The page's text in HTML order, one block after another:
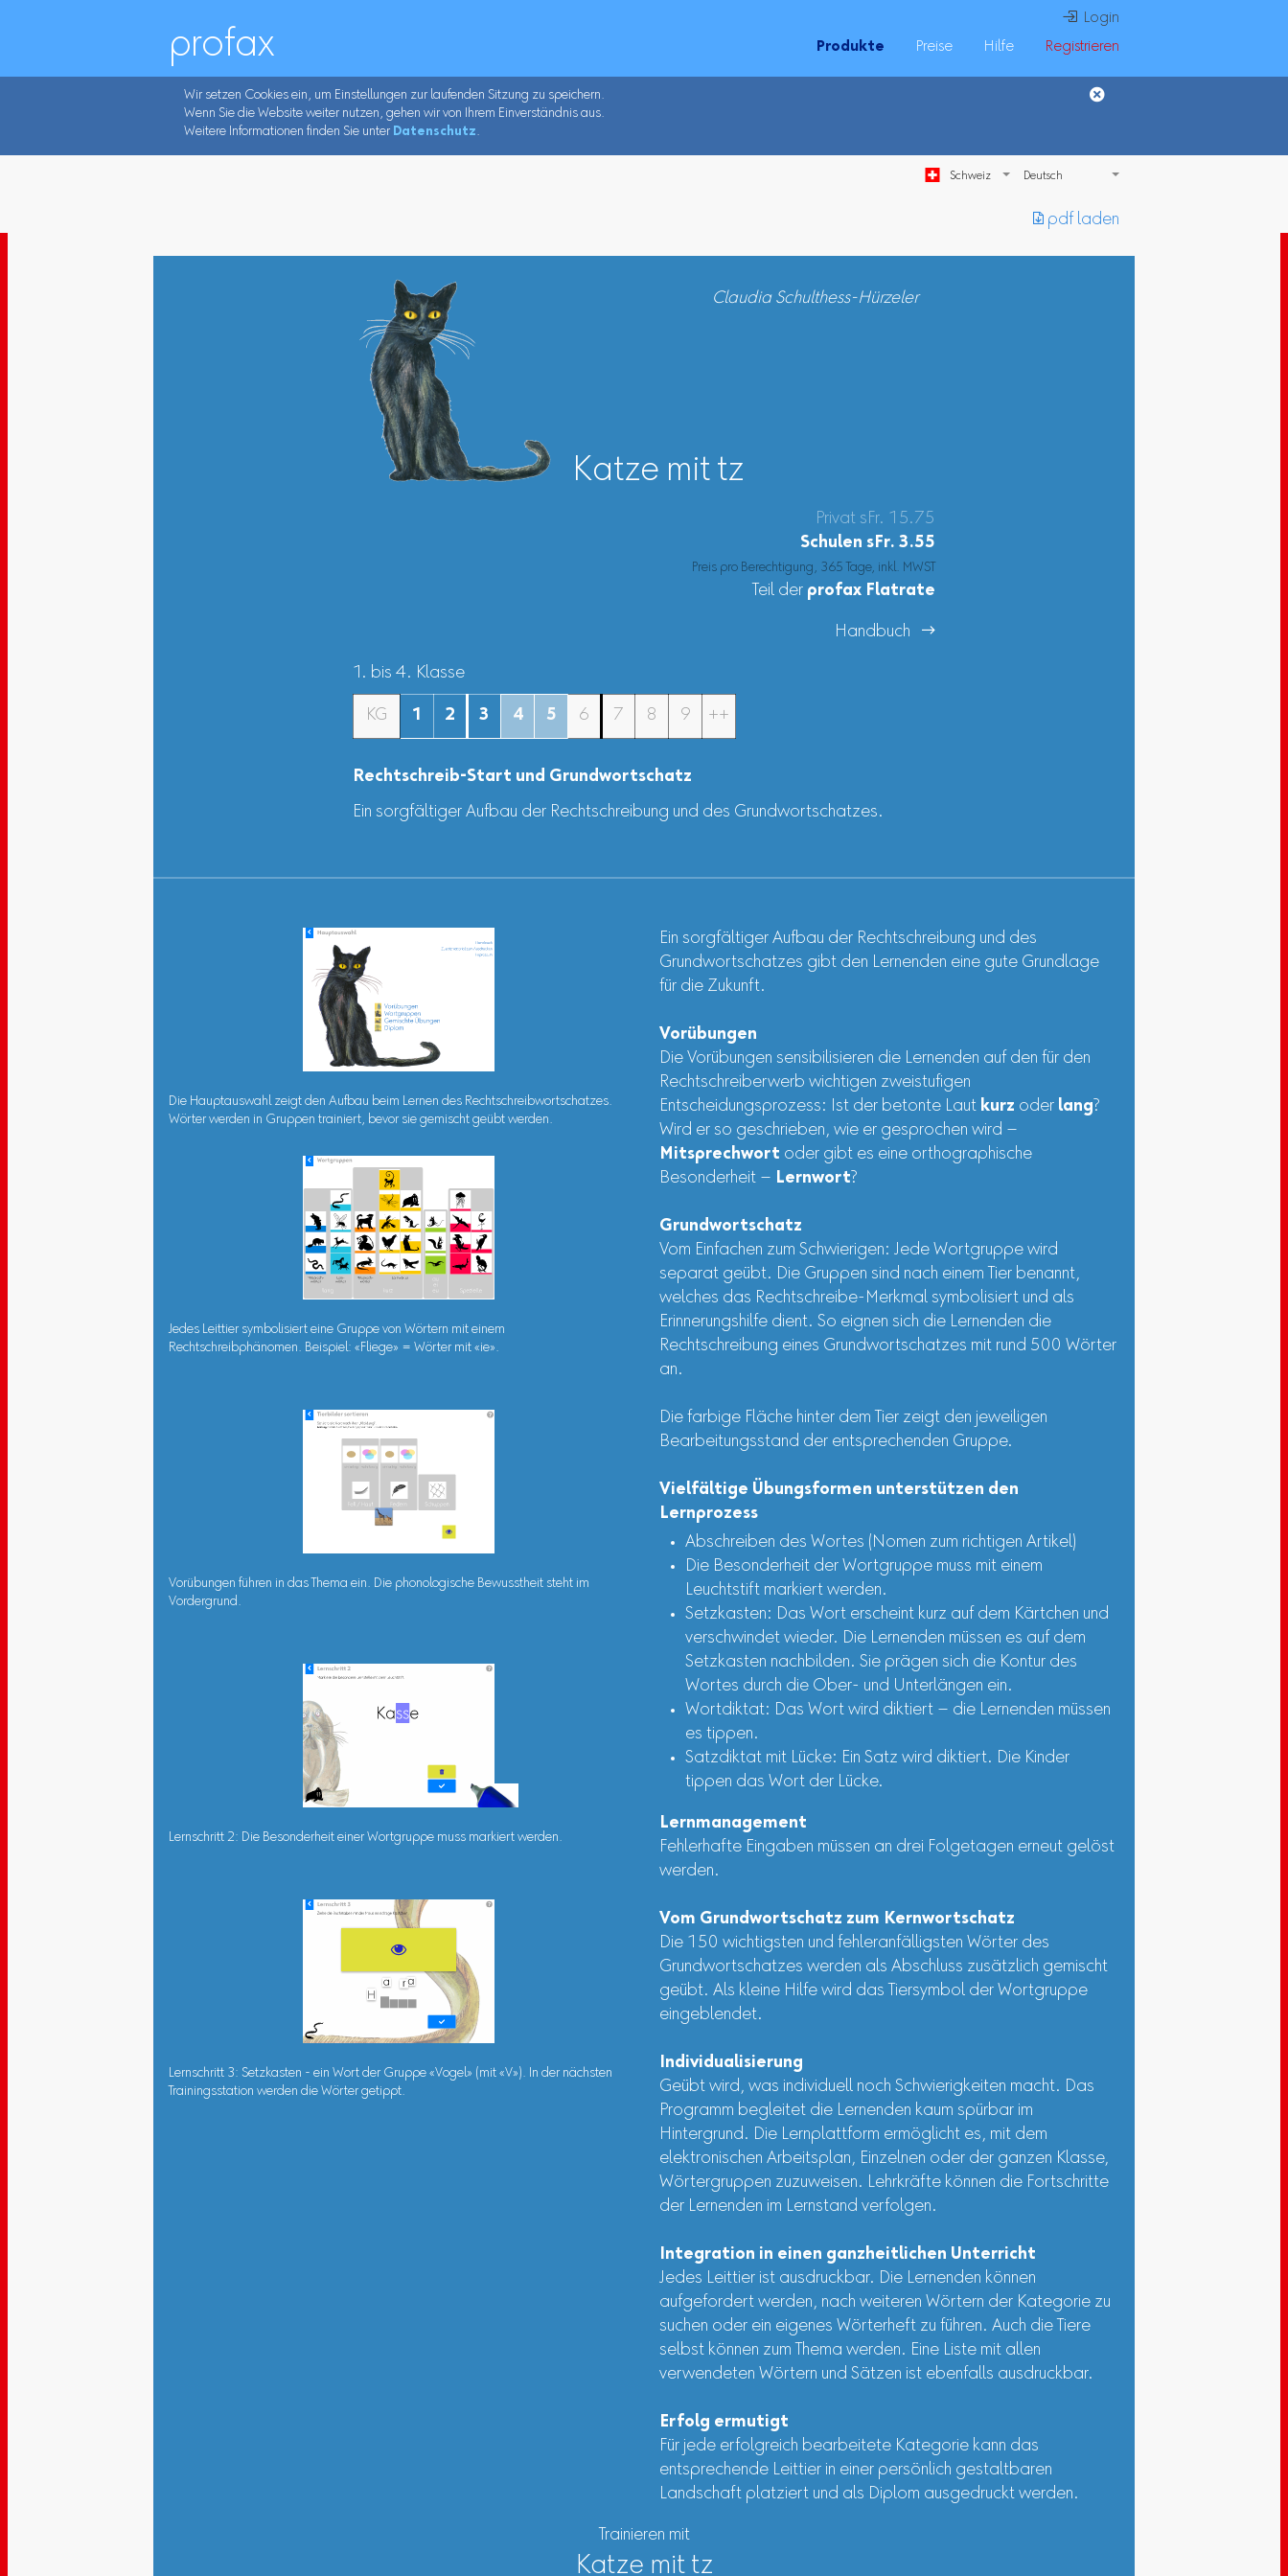
 Login
Produkte
Preise Hilfe Registrieren
profax
Wir setzen Cookies ein, um Einstellungen zur laufenden Sitzung zu speichern.
Wenn Sie die Website weiter nutzen, gehen wir von Ihrem Einverständnis aus.
Weitere Informationen finden Sie unter Datenschutz.
Schweiz
︎ pdf laden
Claudia Schulthess-Hürzeler
Katze mit tz
Privat sFr. 15.75
Schulen sFr. 3.55
Preis pro Berechtigung, 365 Tage, inkl. MWST
Teil der profax Flatrate
Handbuch 
1. bis 4. Klasse
KG 1 2 3 4 5 6 7 8 9 ++
Rechtschreib-Start und Grundwortschatz
Ein sorgfältiger Aufbau der Rechtschreibung und des Grundwortschatzes.
Die Hauptauswahl zeigt den Aufbau beim Lernen des Rechtschreibwortschatzes.
Wörter werden in Gruppen trainiert, bevor sie gemischt geübt werden.
Jedes Leittier symbolisiert eine Gruppe von Wörtern mit einem
Rechtschreibphänomen. Beispiel: «Fliege» = Wörter mit «ie».
Vorübungen führen in das Thema ein. Die phonologische Bewusstheit steht im
Vordergrund.
Lernschritt 2: Die Besonderheit einer Wortgruppe muss markiert werden.
Lernschritt 3: Setzkasten - ein Wort der Gruppe «Vogel» (mit «V»). In der nächsten
Trainingsstation werden die Wörter getippt.
Ein sorgfältiger Aufbau der Rechtschreibung und des
Grundwortschatzes gibt den Lernenden eine gute Grundlage
für die Zukunft.
Vorübungen
Die Vorübungen sensibilisieren die Lernenden auf den für den
Rechtschreiberwerb wichtigen zweistufigen
Entscheidungsprozess: Ist der betonte Laut kurz oder lang?
Wird er so geschrieben, wie er gesprochen wird –
Mitsprechwort oder gibt es eine orthographische
Besonderheit – Lernwort?
Grundwortschatz
Vom Einfachen zum Schwierigen: Jede Wortgruppe wird
separat geübt. Die Gruppen sind nach einem Tier benannt,
welches das Rechtschreibe-Merkmal symbolisiert und als
Erinnerungshilfe dient. So eignen sich die Lernenden die
Rechtschreibung eines Grundwortschatzes mit rund 500 Wörter
an.
Die farbige Fläche hinter dem Tier zeigt den jeweiligen
Bearbeitungsstand der entsprechenden Gruppe.
Vielfältige Übungsformen unterstützen den
Lernprozess
Abschreiben des Wortes (Nomen zum richtigen Artikel)
Die Besonderheit der Wortgruppe muss mit einem
Leuchtstift markiert werden.
Setzkasten: Das Wort erscheint kurz auf dem Kärtchen und
verschwindet wieder. Die Lernenden müssen es auf dem
Setzkasten nachbilden. Sie prägen sich die Kontur des
Wortes durch die Ober- und Unterlängen ein.
Wortdiktat: Das Wort wird diktiert – die Lernenden müssen
es tippen.
Satzdiktat mit Lücke: Ein Satz wird diktiert. Die Kinder
tippen das Wort der Lücke.
Lernmanagement
Fehlerhafte Eingaben müssen an drei Folgetagen erneut gelöst
werden.
Vom Grundwortschatz zum Kernwortschatz
Die 150 wichtigsten und fehleranfälligsten Wörter des
Grundwortschatzes werden als Abschluss zusätzlich gemischt
geübt. Als kleine Hilfe wird das Tiersymbol der Wortgruppe
eingeblendet.
Individualisierung
Geübt wird, was individuell noch Schwierigkeiten macht. Das
Programm begleitet die Lernenden kaum spürbar im
Hintergrund. Die Lernplattform ermöglicht es, mit dem
elektronischen Arbeitsplan, Einzelnen oder der ganzen Klasse,
Wörtergruppen zuzuweisen. Lehrkräfte können die Fortschritte
der Lernenden im Lernstand verfolgen.
Integration in einen ganzheitlichen Unterricht
Jedes Leittier ist ausdruckbar. Die Lernenden können
aufgefordert werden, nach weiteren Wörtern der Kategorie zu
suchen oder ein eigenes Wörterheft zu führen. Auch die Tiere
selbst können zum Thema werden. Eine Liste mit allen
verwendeten Wörtern und Sätzen ist ebenfalls ausdruckbar.
Erfolg ermutigt
Für jede erfolgreich bearbeitete Kategorie kann das
entsprechende Leittier in einer persönlich gestaltbaren
Landschaft platziert und als Diplom ausgedruckt werden.
Trainieren mit
Katze mit tz